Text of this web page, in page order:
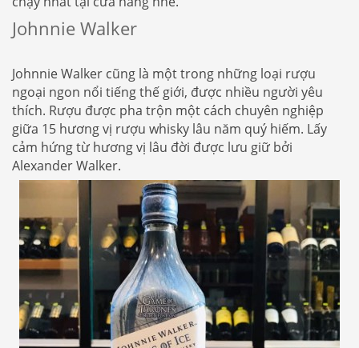
Johnnie Walker
Johnnie Walker cũng là một trong những loại rượu
ngoại ngon nổi tiếng thế giới, được nhiều người yêu
thích. Rượu được pha trộn một cách chuyên nghiệp
giữa 15 hương vị rượu whisky lâu năm quý hiếm. Lấy
cảm hứng từ hương vị lâu đời được lưu giữ bởi
Alexander Walker.